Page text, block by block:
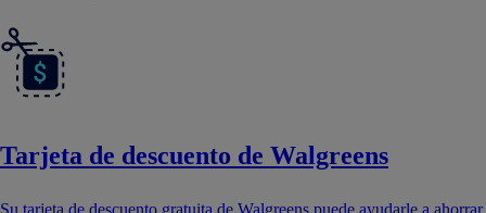
Tarjeta de descuento de Walgreens